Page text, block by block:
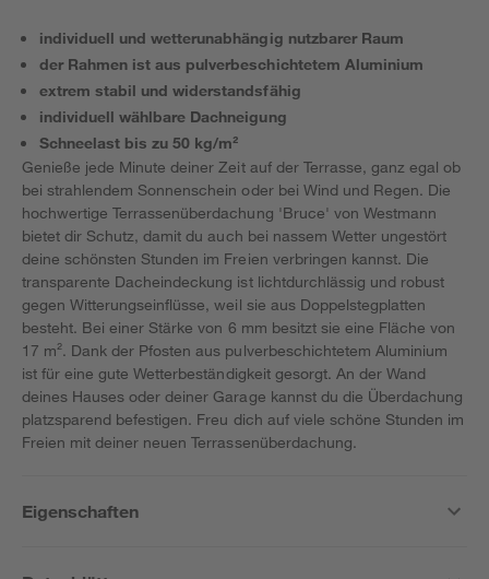
individuell und wetterunabhängig nutzbarer Raum
der Rahmen ist aus pulverbeschichtetem Aluminium
extrem stabil und widerstandsfähig
individuell wählbare Dachneigung
Schneelast bis zu 50 kg/m²
Genieße jede Minute deiner Zeit auf der Terrasse, ganz egal ob
bei strahlendem Sonnenschein oder bei Wind und Regen. Die
hochwertige Terrassenüberdachung 'Bruce' von Westmann
bietet dir Schutz, damit du auch bei nassem Wetter ungestört
deine schönsten Stunden im Freien verbringen kannst. Die
transparente Dacheindeckung ist lichtdurchlässig und robust
gegen Witterungseinflüsse, weil sie aus Doppelstegplatten
besteht. Bei einer Stärke von 6 mm besitzt sie eine Fläche von
17 m². Dank der Pfosten aus pulverbeschichtetem Aluminium
ist für eine gute Wetterbeständigkeit gesorgt. An der Wand
deines Hauses oder deiner Garage kannst du die Überdachung
platzsparend befestigen. Freu dich auf viele schöne Stunden im
Freien mit deiner neuen Terrassenüberdachung.
Eigenschaften